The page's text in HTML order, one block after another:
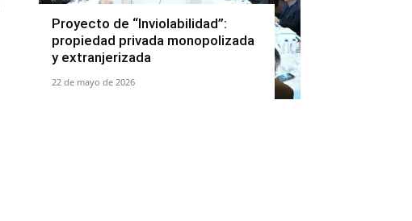
Proyecto de “Inviolabilidad”:
propiedad privada monopolizada
y extranjerizada
22 de mayo de 2026